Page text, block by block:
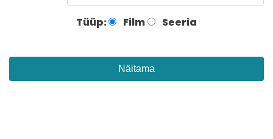
Tüüp: Film Seeria
Näitama